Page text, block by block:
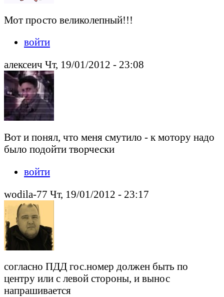
Мот просто великолепный!!!
войти
алексеич Чт, 19/01/2012 - 23:08
Вот и понял, что меня смутило - к мотору надо
было подойти творчески
войти
wodila-77 Чт, 19/01/2012 - 23:17
согласно ПДД гос.номер должен быть по
центру или с левой стороны, и вынос
напрашивается